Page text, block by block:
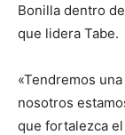
Bonilla dentro
que lidera Tabe.
«Tendremos
nosotros
que fortalezca